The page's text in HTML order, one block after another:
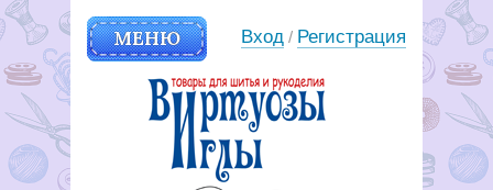
МЕНЮ Вход / Регистрация